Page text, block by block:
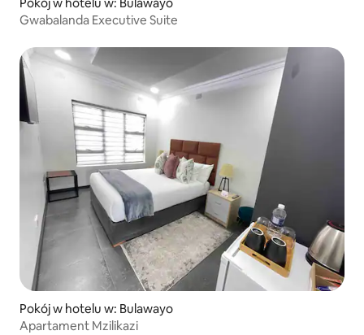
Gwabalanda Executive Suite
Pokój w hotelu w: Bulawayo
Apartament Mzilikazi